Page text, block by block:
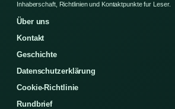
Inhaberschaft, Richtlinien und Kontaktpunkte fur Leser.
Über uns
Kontakt
Geschichte
Datenschutzerklärung
Cookie-Richtlinie
Rundbrief